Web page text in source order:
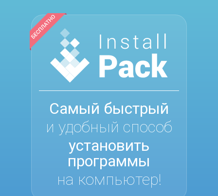
Самый быстрый
и удобный способ
установить
программы
на компьютер!